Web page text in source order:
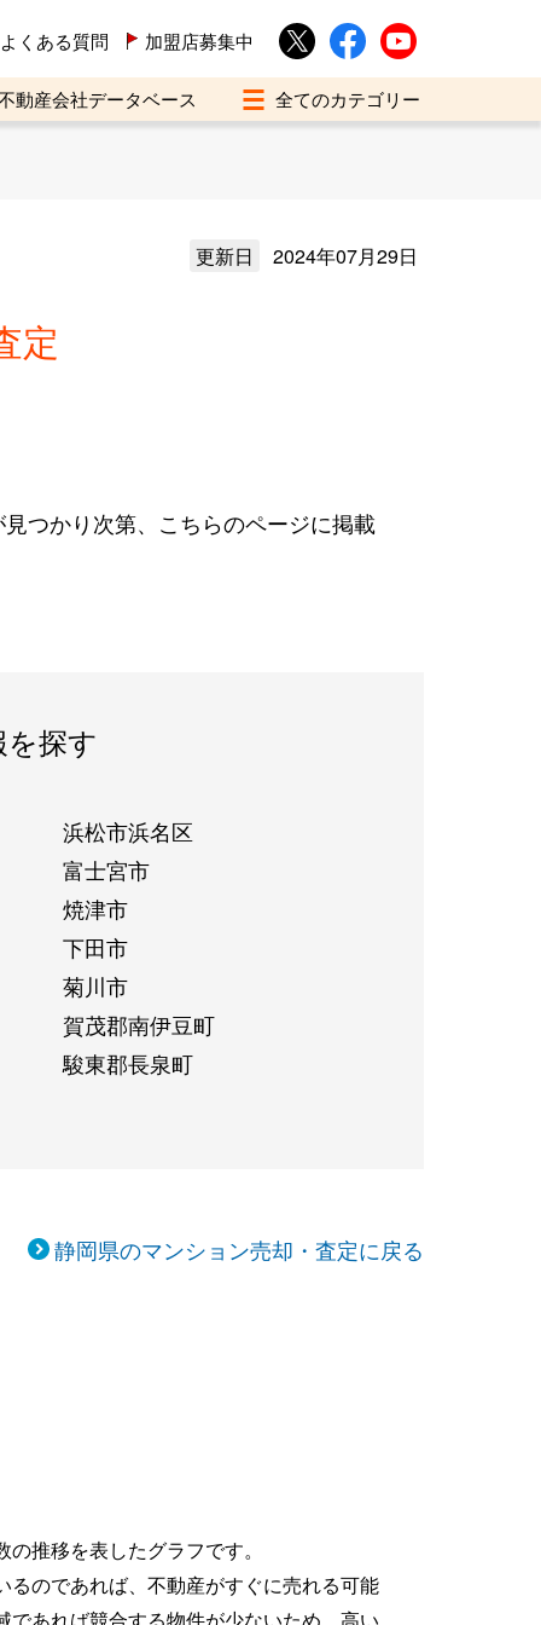
よくある質問 加盟店募集中
動産会社データベース
更新日 2024年07月29日
定
つかり次第、こちらのページに掲載
探す
浜松市浜名区
富士宮市
焼津市
下田市
菊川市
賀茂郡南伊豆町
駿東郡長泉町
静岡県のマンション売却・査定に戻る
推移を表したグラフです。
るのであれば、不動産がすぐに売れる可能